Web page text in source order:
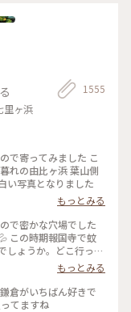
日(日) #金沢21世紀
ている道生きるため
り急いで見学！ も
ヤコブセンデザイン
も満足✨ 女子トイレ
な景色
里ヶ浜
1555
れの由比ヶ浜 葉山側
い写真となりました
もっとみる
で密かな穴場でした
この時期報国寺で蚊
しょうか。どこ行っ
もっとみる
ってますね